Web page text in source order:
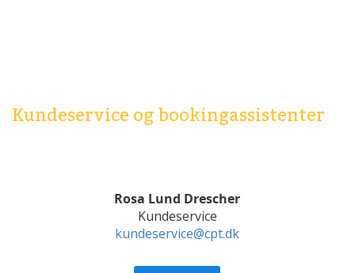
Kundeservice og bookingassistenter
Rosa Lund Drescher
Kundeservice
kundeservice@cpt.dk